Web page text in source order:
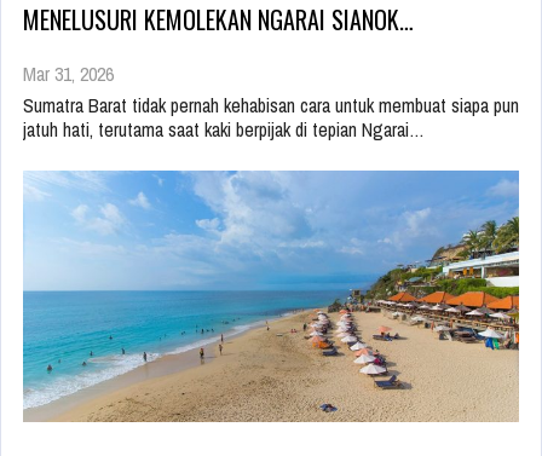
MENELUSURI KEMOLEKAN NGARAI SIANOK…
Mar 31, 2026
Sumatra Barat tidak pernah kehabisan cara untuk membuat siapa pun
jatuh hati, terutama saat kaki berpijak di tepian Ngarai…